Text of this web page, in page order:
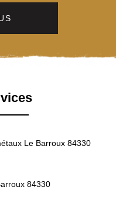
Le Barroux 84330
84330